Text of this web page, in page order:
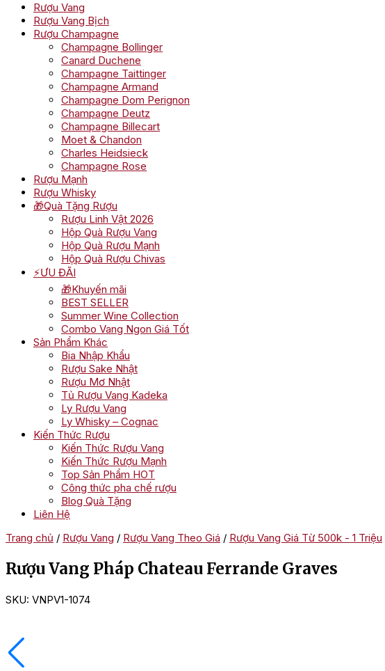
Rượu Vang
Rượu Vang Bịch
Rượu Champagne
Champagne Bollinger
Canard Duchene
Champagne Taittinger
Champagne Armand
Champagne Dom Perignon
Champagne Deutz
Champagne Billecart
Moet & Chandon
Charles Heidsieck
Champagne Rose
Rượu Mạnh
Rượu Whisky
🎁Quà Tặng Rượu
Rượu Linh Vật 2026
Hộp Quà Rượu Vang
Hộp Quà Rượu Mạnh
Hộp Quà Rượu Chivas
⚡ƯU ĐÃI
🎁Khuyến mãi
BEST SELLER
Summer Wine Collection
Combo Vang Ngon Giá Tốt
Sản Phẩm Khác
Bia Nhập Khẩu
Rượu Sake Nhật
Rượu Mơ Nhật
Tủ Rượu Vang Kadeka
Ly Rượu Vang
Ly Whisky – Cognac
Kiến Thức Rượu
Kiến Thức Rượu Vang
Kiến Thức Rượu Mạnh
Top Sản Phẩm HOT
Công thức pha chế rượu
Blog Quà Tặng
Liên Hệ
Trang chủ / Rượu Vang / Rượu Vang Theo Giá / Rượu Vang Giá Từ 500k - 1 Triệu
Rượu Vang Pháp Chateau Ferrande Graves
SKU: VNPV1-1074